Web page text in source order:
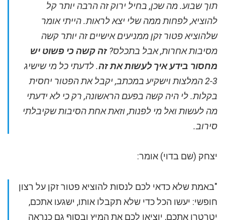
תוך שבוע.מה שכן, בחיל ירוק זה הרבה יותר קל
להוציא, לפחות ממה שלי יצא לראות.הייתי אומר
שלהוציא פטור זקן ממניעים אישיים זה יותר קשה
מסיבות אחרות, אבל בתכלס? זה קשה כי פשוט יש
מחסור בידע איך לעשות את זה. לדעתי כל מי שישיג
2-3 המלצות וישקיע במכתב, יקבל את הפטור יחסית
בקלות. לי היה קשה בפעם הראשונה, רק כי לא ידעתי
מה לעשות ואל מי לפנות, וזאת אחת הסיבות שקיבלתי
סירוב.
יצחק (שם בדוי) אומר:
"באמת שלא כדאי לכם לנסות להוציא פטור זקן על רצון
חופשי: יעשו הכל כדי שלא תקבלו אותו, ישגעו אתכם,
יטרטרו אתכם, יוציאו לכם את המיץ ובסוף גם כנראה